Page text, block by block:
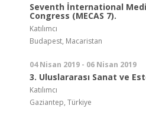
Seventh İnternational
Congress (MECAS 7).
Katılımcı
Budapest, Macaristan
04 Nisan 2019 - 06 Nisan 2019
3. Uluslararası Sanat ve
Katılımcı
Gaziantep, Türkiye